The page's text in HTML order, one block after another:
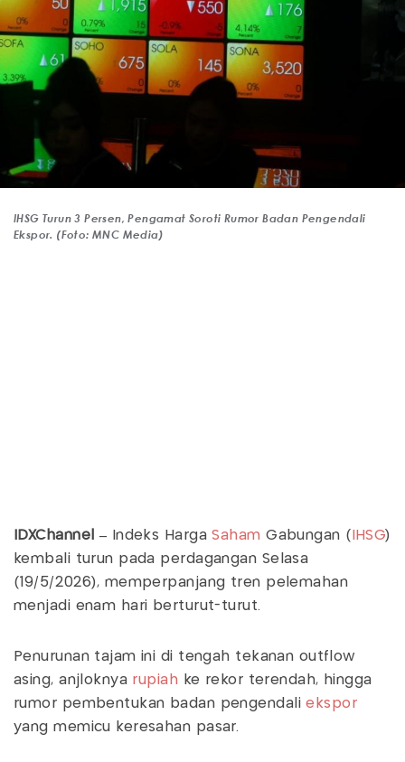
IHSG Turun 3 Persen, Pengamat Soroti Rumor Badan Pengendali
Ekspor. (Foto: MNC Media)
IDXChannel – Indeks HargaSaham Gabungan ( IHSG)
kembali turun pada perdagangan Selasa
(19/5/2026), memperpanjang tren pelemahan
menjadi enam hari berturut-turut.
Penurunan tajam ini di tengah tekanan outflow
asing, anjloknya rupiah ke rekor terendah, hingga
rumor pembentukan badan pengendaliekspor
yang memicu keresahan pasar.